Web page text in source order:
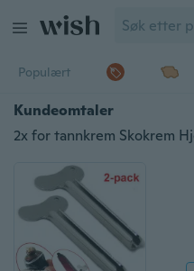
Populært
Kundeomtaler